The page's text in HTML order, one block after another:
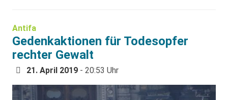
Antifa
Gedenkaktionen für Todesopfer
rechter Gewalt
21. April 2019 - 20:53 Uhr